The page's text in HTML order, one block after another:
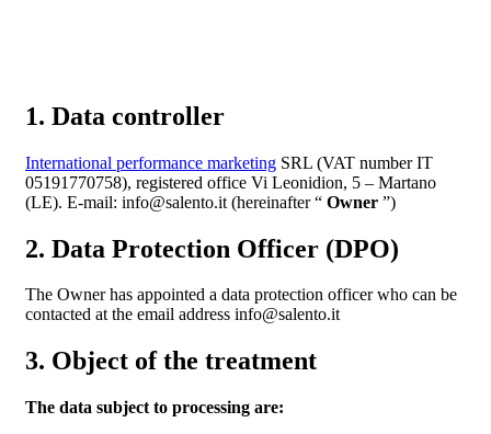
1. Data controller
International performance marketing SRL (VAT number IT
05191770758), registered office Vi Leonidion, 5 – Martano
(LE). E-mail: info@salento.it (hereinafter “ Owner ”)
2. Data Protection Officer (DPO)
The Owner has appointed a data protection officer who can be
contacted at the email address info@salento.it
3. Object of the treatment
The data subject to processing are: